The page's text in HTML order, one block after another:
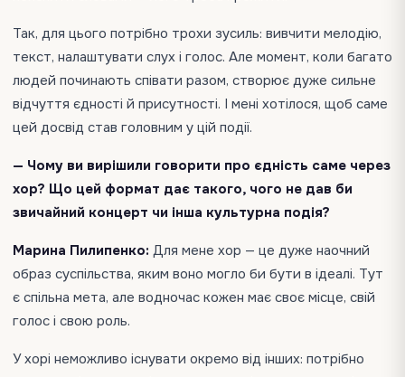
Так, для цього потрібно трохи зусиль: вивчити мелодію,
текст, налаштувати слух і голос. Але момент, коли багато
людей починають співати разом, створює дуже сильне
відчуття єдності й присутності. І мені хотілося, щоб саме
цей досвід став головним у цій події.
— Чому ви вирішили говорити про єдність саме через
хор? Що цей формат дає такого, чого не дав би
звичайний концерт чи інша культурна подія?
Марина Пилипенко: Для мене хор — це дуже наочний
образ суспільства, яким воно могло би бути в ідеалі. Тут
є спільна мета, але водночас кожен має своє місце, свій
голос і свою роль.
У хорі неможливо існувати окремо від інших: потрібно